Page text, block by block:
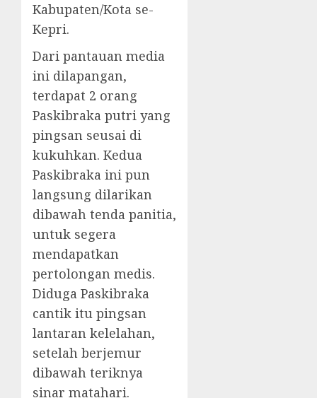
Kabupaten/Kota se-
Kepri.
Dari pantauan media
ini dilapangan,
terdapat 2 orang
Paskibraka putri yang
pingsan seusai di
kukuhkan. Kedua
Paskibraka ini pun
langsung dilarikan
dibawah tenda panitia,
untuk segera
mendapatkan
pertolongan medis.
Diduga Paskibraka
cantik itu pingsan
lantaran kelelahan,
setelah berjemur
dibawah teriknya
sinar matahari.